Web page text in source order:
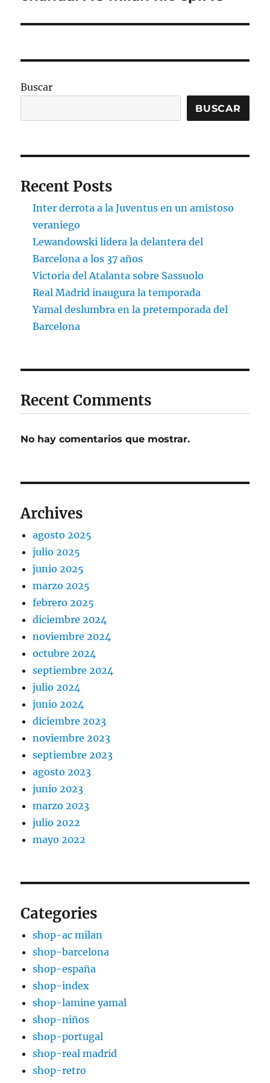
Buscar
BUSCAR
Recent Posts
Inter derrota a la Juventus en un amistoso
veraniego
Lewandowski lidera la delantera del
Barcelona a los 37 años
Victoria del Atalanta sobre Sassuolo
Real Madrid inaugura la temporada
Yamal deslumbra en la pretemporada del
Barcelona
Recent Comments
No hay comentarios que mostrar.
Archives
agosto 2025
julio 2025
junio 2025
marzo 2025
febrero 2025
diciembre 2024
noviembre 2024
octubre 2024
septiembre 2024
julio 2024
junio 2024
diciembre 2023
noviembre 2023
septiembre 2023
agosto 2023
junio 2023
marzo 2023
julio 2022
mayo 2022
Categories
shop-ac milan
shop-barcelona
shop-españa
shop-index
shop-lamine yamal
shop-niños
shop-portugal
shop-real madrid
shop-retro